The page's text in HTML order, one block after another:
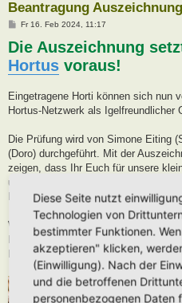
Beantragung
B
i
t
r
a
Fr 16. Feb 2024, 11:17
Die Auszeichnung
Hortus voraus!
Eingetragene Horti können sich nun
Hortus-Netzwerk als Igelfreundlicher
Die Prüfung wird von Simone Eiting
(Doro) durchgeführt. Mit der
zeigen, dass Ihr Euch für unsere
und in Eurem Hortus den benötigten
Nahrungsgrundlage zur Verfügung
Wichtig: Einen Igelfreundlichen
Hortus zu erweitern und stellt
Lebensraumerweiterung für das
Diese Seite nutzt
Technologien von
bestimmter Funktionen.
akzeptieren" klicken,
(Einwilligung). Nach der
und die betroffenen
personenbezogenen Daten